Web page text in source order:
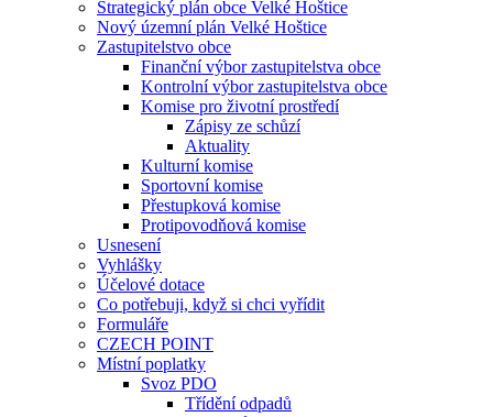
Strategický plán obce Velké Hoštice
Nový územní plán Velké Hoštice
Zastupitelstvo obce
Finanční výbor zastupitelstva obce
Kontrolní výbor zastupitelstva obce
Komise pro životní prostředí
Zápisy ze schůzí
Aktuality
Kulturní komise
Sportovní komise
Přestupková komise
Protipovodňová komise
Usnesení
Vyhlášky
Účelové dotace
Co potřebuji, když si chci vyřídit
Formuláře
CZECH POINT
Místní poplatky
Svoz PDO
Třídění odpadů